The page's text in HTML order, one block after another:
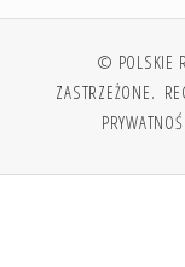
© POLSKIE
ZASTRZEŻONE.